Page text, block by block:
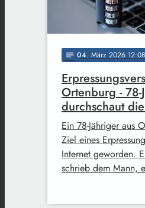
notes 04. März 2026 12:08
Ortenburg - 78-
durchschaut
Ein 78-Jähriger aus
Ziel eines
Internet geworden.
schrieb dem Mann,